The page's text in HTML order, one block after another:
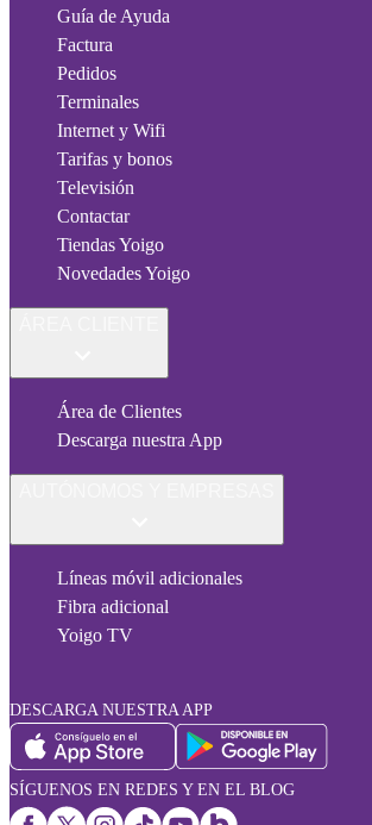
Guía de Ayuda
Factura
Pedidos
Terminales
Internet y Wifi
Tarifas y bonos
Televisión
Contactar
Tiendas Yoigo
Novedades Yoigo
Área de Clientes
Descarga nuestra App
Líneas móvil adicionales
Fibra adicional
Yoigo TV
DESCARGA NUESTRA APP
SÍGUENOS EN REDES Y EN EL BLOG